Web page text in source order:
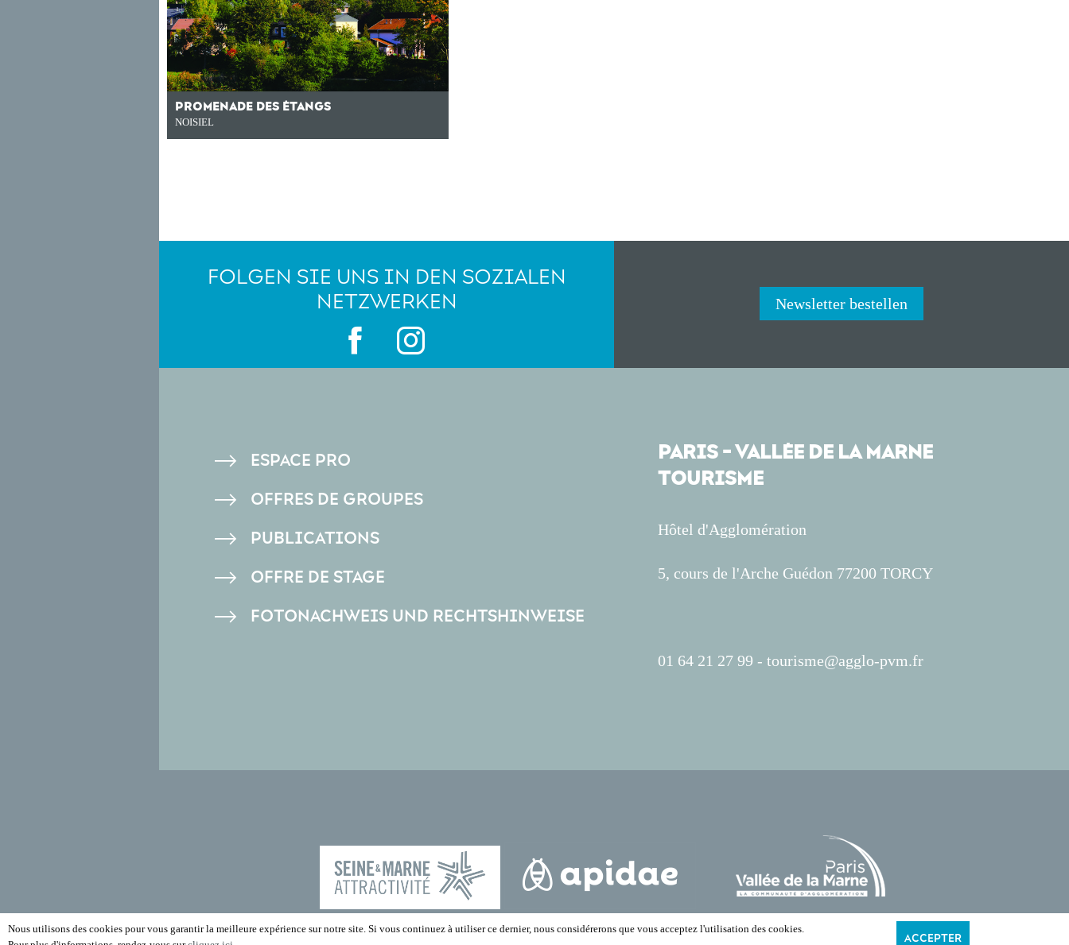
PROMENADE DES ÉTANGS
NOISIEL
FOLGEN SIE UNS IN DEN SOZIALEN
NETZWERKEN
Newsletter bestellen
PIED
DE
ESPACE PRO
OFFRES DE GROUPES
PUBLICATIONS
OFFRE DE STAGE
FOTONACHWEIS UND RECHTSHINWEISE
PARIS - VALLÉE DE LA MARNE
TOURISME
Hôtel d'Agglomération
5, cours de l'Arche Guédon 77200 TORCY
01 64 21 27 99 - tourisme@agglo-pvm.fr
Nous utilisons des cookies pour vous garantir la meilleure expérience sur notre site. Si vous continuez à utiliser ce dernier, nous considérerons que vous acceptez l'utilisation des cookies.
ACCEPTER